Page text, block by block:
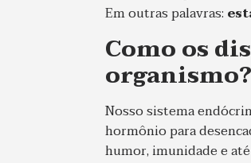
Em outras palavras:
Como os
organismo?
Nosso sistema
hormônio para
humor, imunidade e